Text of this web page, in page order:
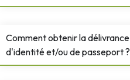
Comment obtenir la
d'identité et/ou de passeport ?